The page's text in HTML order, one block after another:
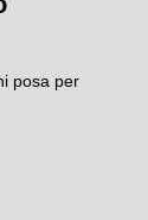
posa per